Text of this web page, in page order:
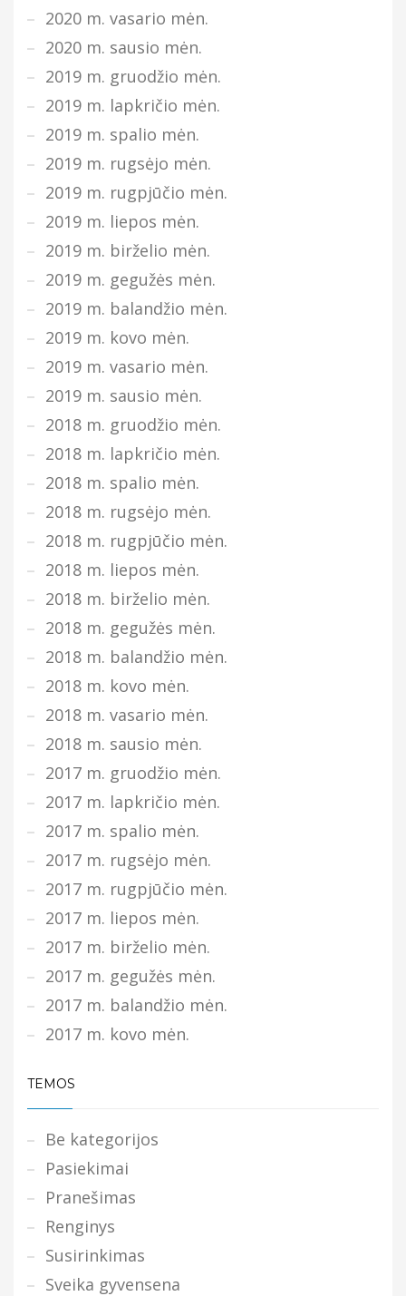
2020 m. vasario mėn.
2020 m. sausio mėn.
2019 m. gruodžio mėn.
2019 m. lapkričio mėn.
2019 m. spalio mėn.
2019 m. rugsėjo mėn.
2019 m. rugpjūčio mėn.
2019 m. liepos mėn.
2019 m. birželio mėn.
2019 m. gegužės mėn.
2019 m. balandžio mėn.
2019 m. kovo mėn.
2019 m. vasario mėn.
2019 m. sausio mėn.
2018 m. gruodžio mėn.
2018 m. lapkričio mėn.
2018 m. spalio mėn.
2018 m. rugsėjo mėn.
2018 m. rugpjūčio mėn.
2018 m. liepos mėn.
2018 m. birželio mėn.
2018 m. gegužės mėn.
2018 m. balandžio mėn.
2018 m. kovo mėn.
2018 m. vasario mėn.
2018 m. sausio mėn.
2017 m. gruodžio mėn.
2017 m. lapkričio mėn.
2017 m. spalio mėn.
2017 m. rugsėjo mėn.
2017 m. rugpjūčio mėn.
2017 m. liepos mėn.
2017 m. birželio mėn.
2017 m. gegužės mėn.
2017 m. balandžio mėn.
2017 m. kovo mėn.
TEMOS
Be kategorijos
Pasiekimai
Pranešimas
Renginys
Susirinkimas
Sveika gyvensena